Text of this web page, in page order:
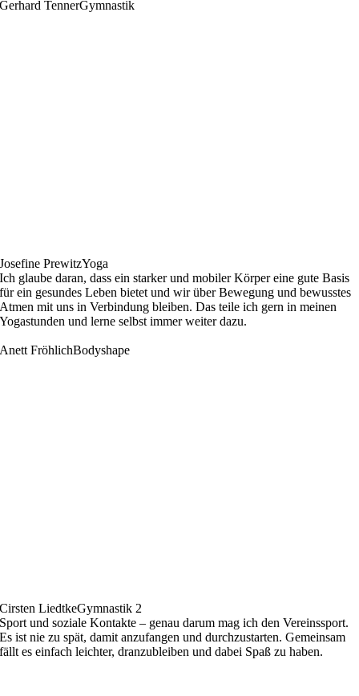
Gerhard TennerGymnastik
Josefine PrewitzYoga
Ich glaube daran, dass ein starker und mobiler Körper eine gute Basis
für ein gesundes Leben bietet und wir über Bewegung und bewusstes
Atmen mit uns in Verbindung bleiben. Das teile ich gern in meinen
Yogastunden und lerne selbst immer weiter dazu.
Anett FröhlichBodyshape
Cirsten LiedtkeGymnastik 2
Sport und soziale Kontakte – genau darum mag ich den Vereinssport.
Es ist nie zu spät, damit anzufangen und durchzustarten. Gemeinsam
fällt es einfach leichter, dranzubleiben und dabei Spaß zu haben.